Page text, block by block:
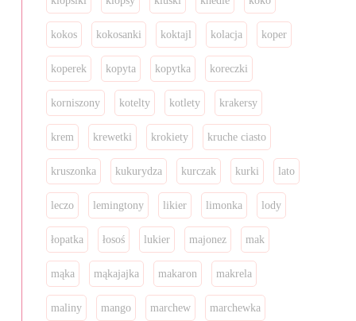
kokos kokosanki koktajl kolacja koper
koperek kopyta kopytka koreczki
korniszony kotelty kotlety krakersy
krem krewetki krokiety kruche ciasto
kruszonka kukurydza kurczak kurki lato
leczo lemingtony likier limonka lody
łopatka łosoś lukier majonez mak
mąka mąkajajka makaron makrela
maliny mango marchew marchewka